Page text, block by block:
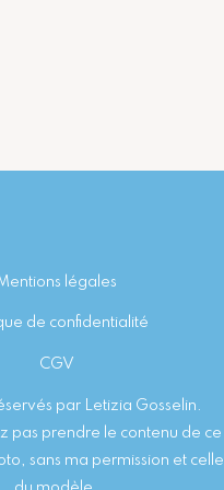
légales
de confidentialité
CGV
par Letizia Gosselin.
pas prendre le contenu de ce
sans ma permission et celle